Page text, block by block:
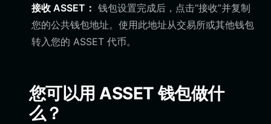
接收 ASSET： 钱包设置完成后，点击“接收”并复制
您的公共钱包地址。使用此地址从交易所或其他钱包
转入您的 ASSET 代币。
您可以用 ASSET 钱包做什
么？